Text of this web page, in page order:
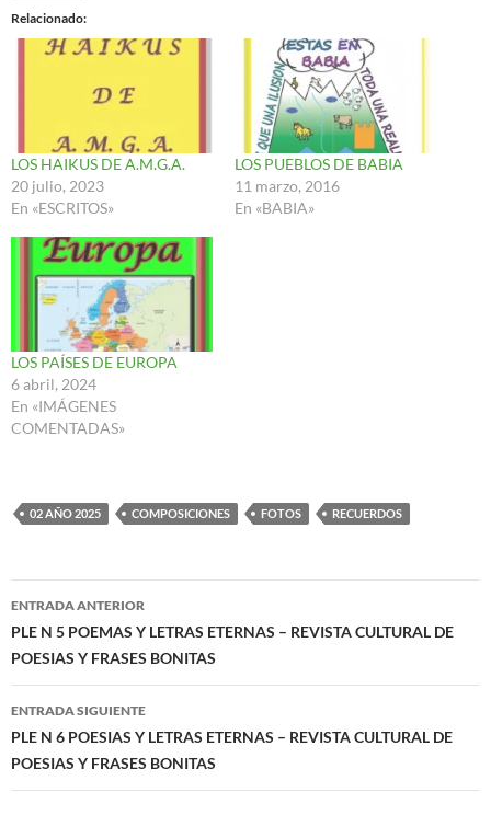
Relacionado
LOS HAIKUS DE A.M.G.A.
20 julio, 2023
En «ESCRITOS»
LOS PUEBLOS DE BABIA
11 marzo, 2016
En «BABIA»
LOS PAÍSES DE EUROPA
6 abril, 2024
En «IMÁGENES
COMENTADAS»
02 AÑO 2025 COMPOSICIONES FOTOS RECUERDOS
Navegación
de
entradas
ENTRADA ANTERIOR
PLE N 5 POEMAS Y LETRAS ETERNAS – REVISTA CULTURAL DE
POESIAS Y FRASES BONITAS
ENTRADA SIGUIENTE
PLE N 6 POESIAS Y LETRAS ETERNAS – REVISTA CULTURAL DE
POESIAS Y FRASES BONITAS